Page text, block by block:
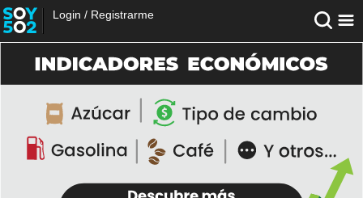
Login / Registrarme